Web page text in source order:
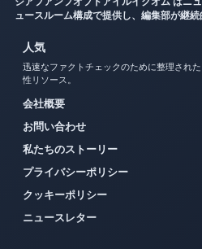
ュースルーム構成で提供し、編集部が継続
人気
迅速なファクトチェックのために整理され
性リソース。
会社概要
お問い合わせ
私たちのストーリー
プライバシーポリシー
クッキーポリシー
ニュースレター